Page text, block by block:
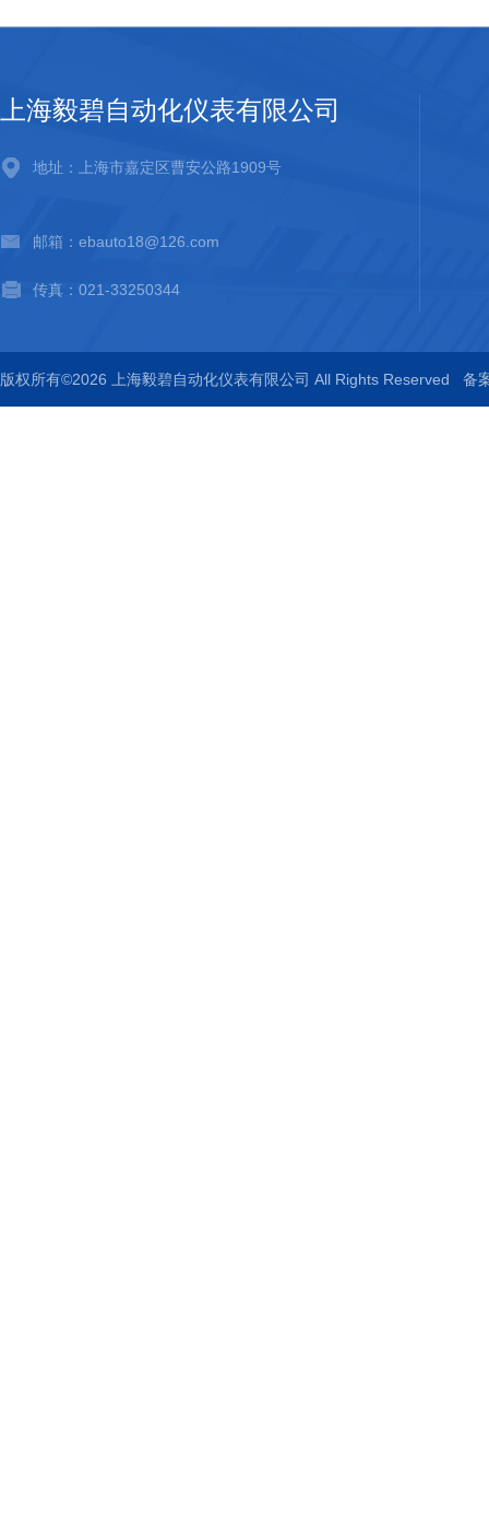
上海毅碧自动化仪表有限公司
地址：上海市嘉定区曹安公路1909号
邮箱：ebauto18@126.com
传真：021-33250344
版权所有©2026 上海毅碧自动化仪表有限公司 All Rights Reserved 备